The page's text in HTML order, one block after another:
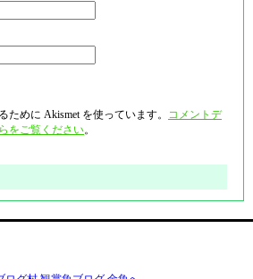
めに Akismet を使っています。 コメントデ
をご覧ください。